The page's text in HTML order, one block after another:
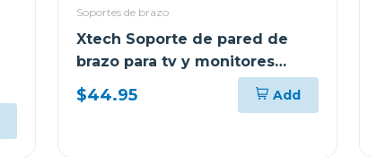
Soportes de brazo
Xtech Soporte de pared de
brazo para tv y monitores
desde 37" hasta 90" 485
$44.95 Add